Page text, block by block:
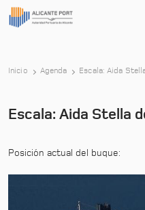
Inicio Agenda Escala: Aida
Escala: Aida Stella
Posición actual del buque: